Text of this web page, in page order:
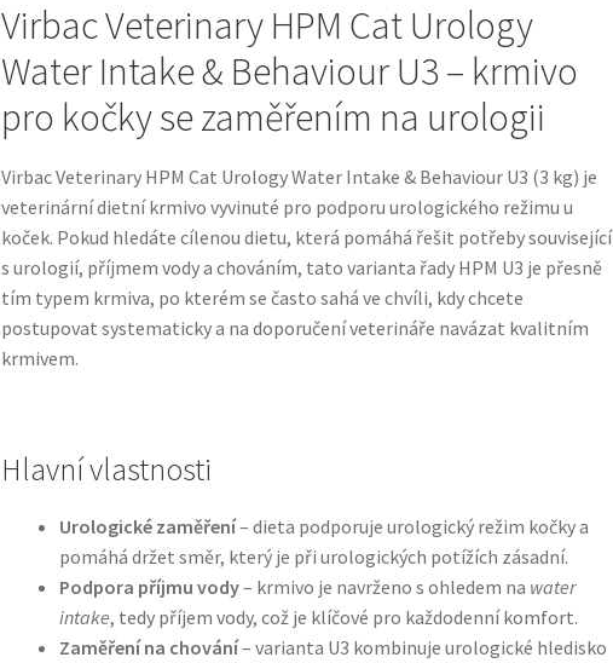
Virbac Veterinary HPM Cat Urology
Water Intake & Behaviour U3 – krmivo
pro kočky se zaměřením na urologii
Virbac Veterinary HPM Cat Urology Water Intake & Behaviour U3 (3 kg) je
veterinární dietní krmivo vyvinuté pro podporu urologického režimu u
koček. Pokud hledáte cílenou dietu, která pomáhá řešit potřeby související
s urologií, příjmem vody a chováním, tato varianta řady HPM U3 je přesně
tím typem krmiva, po kterém se často sahá ve chvíli, kdy chcete
postupovat systematicky a na doporučení veterináře navázat kvalitním
krmivem.
Hlavní vlastnosti
Urologické zaměření– dieta podporuje urologický režim kočky a
pomáhá držet směr, který je při urologických potížích zásadní.
Podpora příjmu vody– krmivo je navrženo s ohledem na water
intake, tedy příjem vody, což je klíčové pro každodenní komfort.
Zaměření na chování– varianta U3 kombinuje urologické hledisko